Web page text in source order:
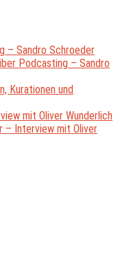
– Sandro Schroeder
Podcasting – Sandro
Kurationen und
mit Oliver Wunderlich
– Interview mit Oliver